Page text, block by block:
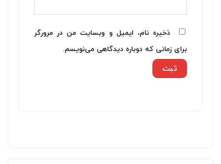
ذخیره نام، ایمیل و وبسایت من در مرورگر
برای زمانی که دوباره دیدگاهی می‌نویسم.